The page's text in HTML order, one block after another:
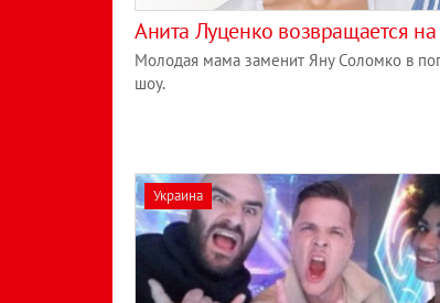
Анита Луценко возвращается
Молодая мама заменит Яну Соломко в
шоу.
Украина